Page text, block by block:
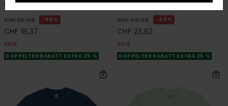
Männer Blau T-Shirt
CHF 35,00 48%
CHF 18,37
SALE
DOPPELTER RABATT EXTRA 25 %
Männer Grau T-Shirt
CHF 45,00 48%
CHF 23,62
SALE
DOPPELTER RABATT EXTRA 25 %